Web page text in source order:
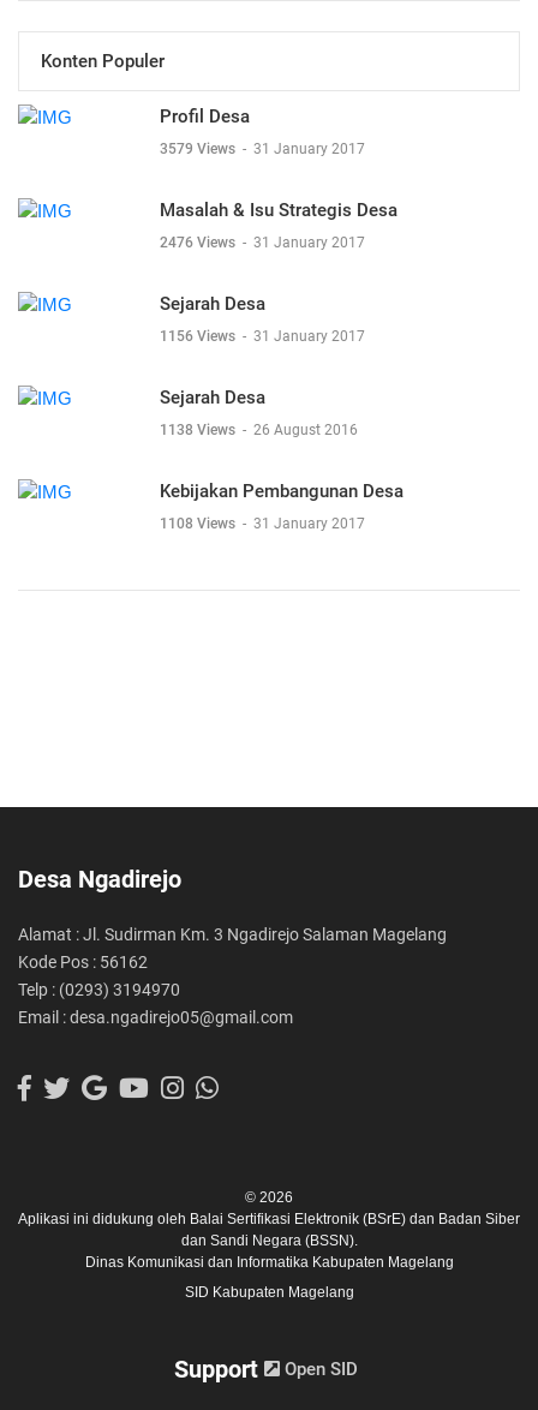
Konten Populer
Profil Desa
3579 Views - 31 January 2017
Masalah & Isu Strategis Desa
2476 Views - 31 January 2017
Sejarah Desa
1156 Views - 31 January 2017
Sejarah Desa
1138 Views - 26 August 2016
Kebijakan Pembangunan Desa
1108 Views - 31 January 2017
Desa Ngadirejo
Alamat : Jl. Sudirman Km. 3 Ngadirejo Salaman Magelang
Kode Pos : 56162
Telp : (0293) 3194970
Email : desa.ngadirejo05@gmail.com
© 2026
Aplikasi ini didukung oleh Balai Sertifikasi Elektronik (BSrE) dan Badan Siber
dan Sandi Negara (BSSN).
Dinas Komunikasi dan Informatika Kabupaten Magelang
SID Kabupaten Magelang
Support Open SID